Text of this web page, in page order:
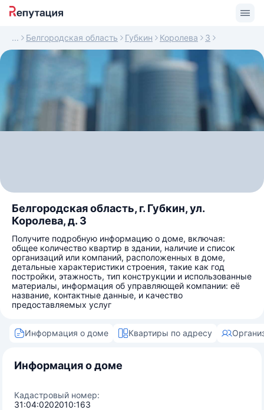
Белгородская область Губкин Королева 3
Белгородская область, г. Губкин, ул.
Королева, д. 3
Получите подробную информацию о доме, включая:
общее количество квартир в здании, наличие и список
организаций или компаний, расположенных в доме,
детальные характеристики строения, такие как год
постройки, этажность, тип конструкции и использованные
материалы, информация об управляющей компании: её
название, контактные данные, и качество
предоставляемых услуг
Информация о доме Квартиры по адресу
Информация о доме
Кадастровый номер:
31:04:0202010:163